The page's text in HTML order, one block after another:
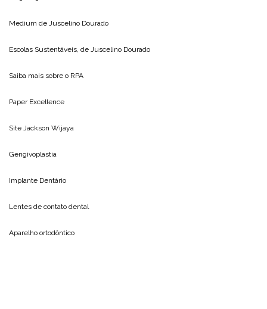
Medium de Juscelino Dourado
Escolas Sustentáveis, de Juscelino Dourado
Saiba mais sobre o RPA
Paper Excellence
Site Jackson Wijaya
Gengivoplastia
Implante Dentário
Lentes de contato dental
Aparelho ortodôntico